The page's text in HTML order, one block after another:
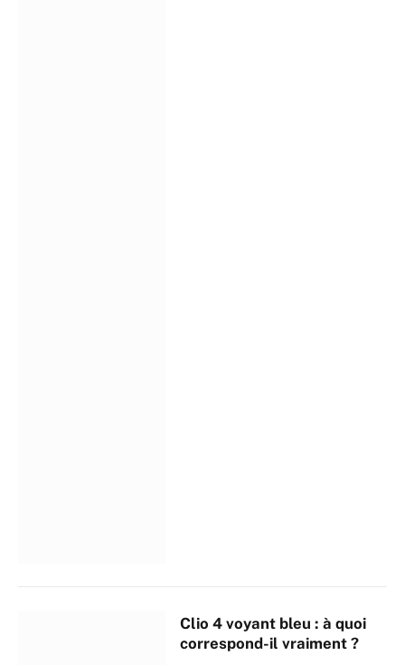
Clio 4 voyant bleu : à quoi
correspond-il vraiment ?